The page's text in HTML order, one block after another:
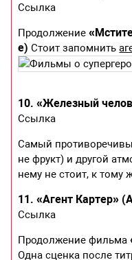
Ссылка
Продолжение
е) Стоит запомнить
10. «Железный
Ссылка
Самый
не фрукт) и другой
нему не стоит, к
11. «Агент Картер»
Ссылка
Продолжение фильма
Одна сценка после